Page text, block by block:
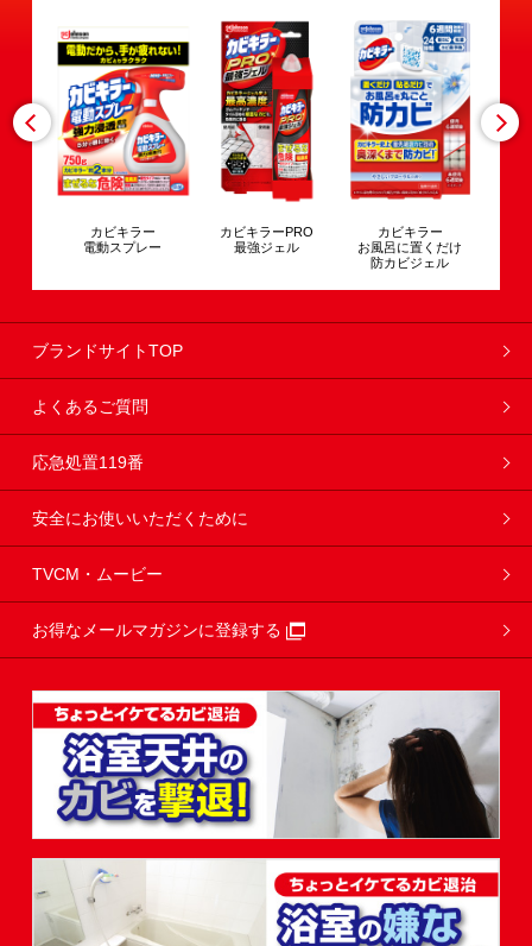
カビキラーPRO
最強ジェル
カビキラー
お風呂に置くだけ
カビキラーキッチン
こすらずヌメリとり
＆除菌
ブランドサイトTOP
よくあるご質問
応急処置119番
安全にお使いいただくために
TVCM・ムービー
お得なメールマガジンに登録する